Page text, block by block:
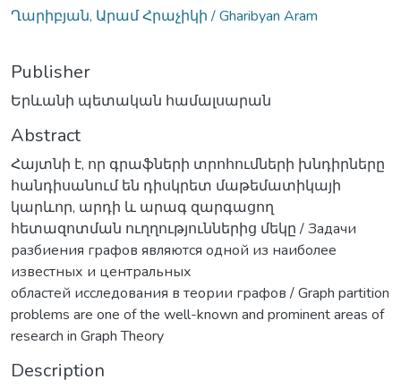
Ղարիբյան, Արամ Հրաչիկի / Gharibyan Aram
Publisher
Երևանի պետական համալսարան
Abstract
Հայտնի է, որ գրաֆների տրոհումների խնդիրները
հանդիսանում են դիսկրետ մաթեմատիկայի
կարևոր, արդի և արագ զարգացող
հետազոտման ուղղություններից մեկը / Задачи
разбиения графов являются одной из наиболее
известных и центральных
областей исследования в теории графов / Graph partition
problems are one of the well-known and prominent areas of
research in Graph Theory
Description